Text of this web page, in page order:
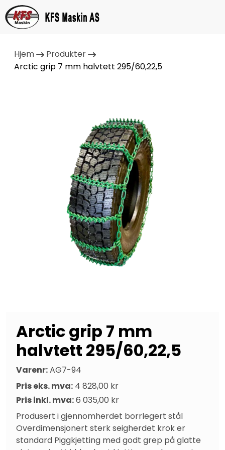
Hjem
Produkter
Arctic grip 7 mm halvtett 295/60,22,5
Arctic grip 7 mm
halvtett 295/60,22,5
Varenr:AG7-94
Pris eks. mva: 4 828,00 kr
Pris inkl. mva:6 035,00 kr
Produsert i gjennomherdet borrlegert stål
Overdimensjonert sterk seigherdet krok er
standard Piggkjetting med godt grep på glatte